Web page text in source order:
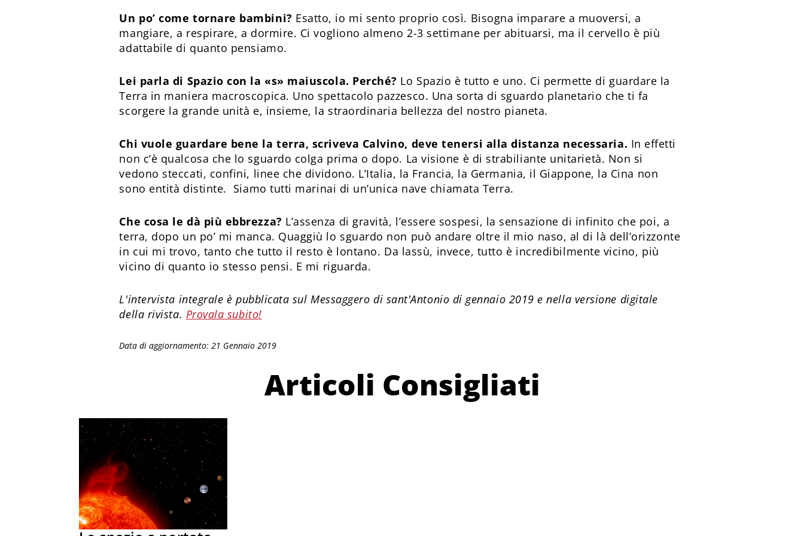
Un po’ come tornare bambini? Esatto, io mi sento proprio così. Bisogna imparare a muoversi, a
mangiare, a respirare, a dormire. Ci vogliono almeno 2-3 settimane per abituarsi, ma il cervello è più
adattabile di quanto pensiamo.
Lei parla di Spazio con la «s» maiuscola. Perché? Lo Spazio è tutto e uno. Ci permette di guardare la
Terra in maniera macroscopica. Uno spettacolo pazzesco. Una sorta di sguardo planetario che ti fa
scorgere la grande unità e, insieme, la straordinaria bellezza del nostro pianeta.
Chi vuole guardare bene la terra, scriveva Calvino, deve tenersi alla distanza necessaria. In effetti
non c’è qualcosa che lo sguardo colga prima o dopo. La visione è di strabiliante unitarietà. Non si
vedono steccati, confini, linee che dividono. L’Italia, la Francia, la Germania, il Giappone, la Cina non
sono entità distinte. Siamo tutti marinai di un’unica nave chiamata Terra.
Che cosa le dà più ebbrezza? L’assenza di gravità, l’essere sospesi, la sensazione di infinito che poi, a
terra, dopo un po’ mi manca. Quaggiù lo sguardo non può andare oltre il mio naso, al di là dell’orizzonte
in cui mi trovo, tanto che tutto il resto è lontano. Da lassù, invece, tutto è incredibilmente vicino, più
vicino di quanto io stesso pensi. E mi riguarda.
L'intervista integrale è pubblicata sul Messaggero di sant'Antonio di gennaio 2019 e nella versione digitale
della rivista. Provala subito!
Data di aggiornamento: 21 Gennaio 2019
Articoli Consigliati